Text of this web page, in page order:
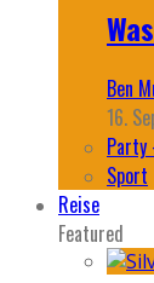
Ben
16.
Sport
Reise
Featured